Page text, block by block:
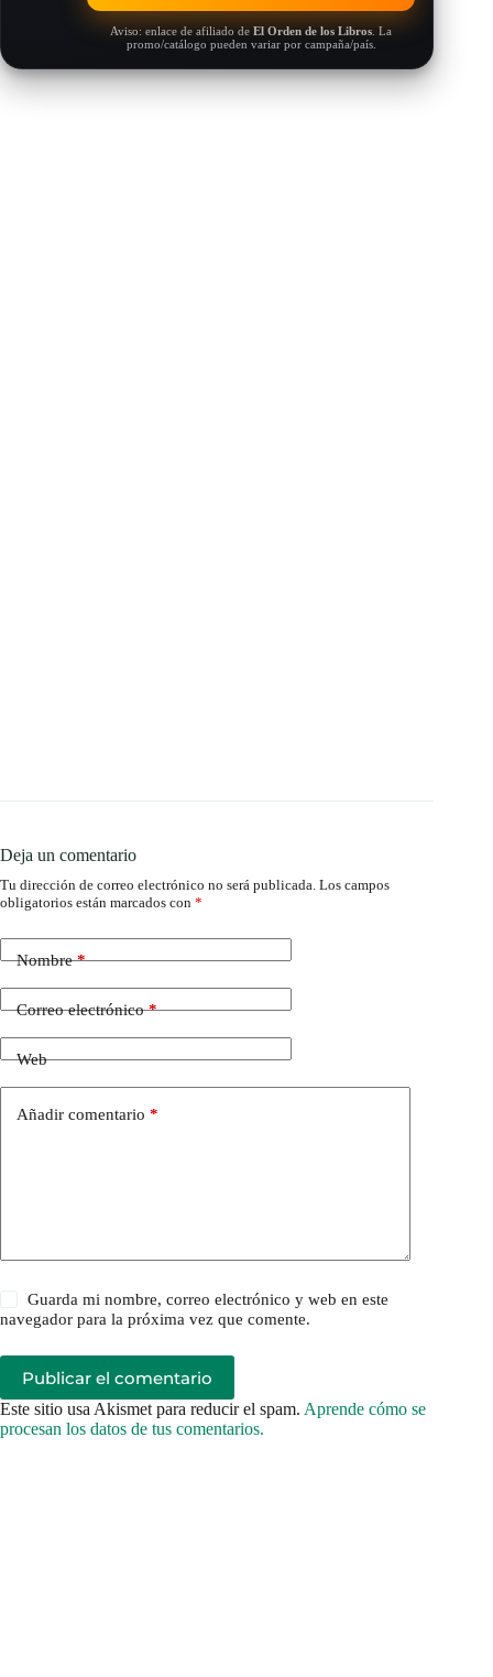
Aviso: enlace de afiliado deEl Orden de los Libros. La
promo/catálogo pueden variar por campaña/país.
Deja un comentario
Tu dirección de correo electrónico no será publicada. Los campos
obligatorios están marcados con *
Nombre*
Correo electrónico*
Web
Añadir comentario *
Guarda mi nombre, correo electrónico y web en este
navegador para la próxima vez que comente.
Publicar el comentario
Este sitio usa Akismet para reducir el spam. Aprende cómo se
procesan los datos de tus comentarios.